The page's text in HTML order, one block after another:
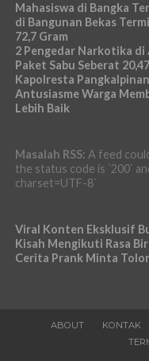
Mahasiswa di Bangka
di Bangunan Bekas
72,7 Gram
2 Pengedar Narkotika
Paket Sabu Seberat
Kapolresta
Antusiasme Warga
Lebih Baik
Masalah RSS: A feed
the status code is `200`
charset=UTF-8`
Viral Konten Eksklusif
Kisah Mengikuti Rasa
Cerita Prank Minta
ABOUT KONTAK